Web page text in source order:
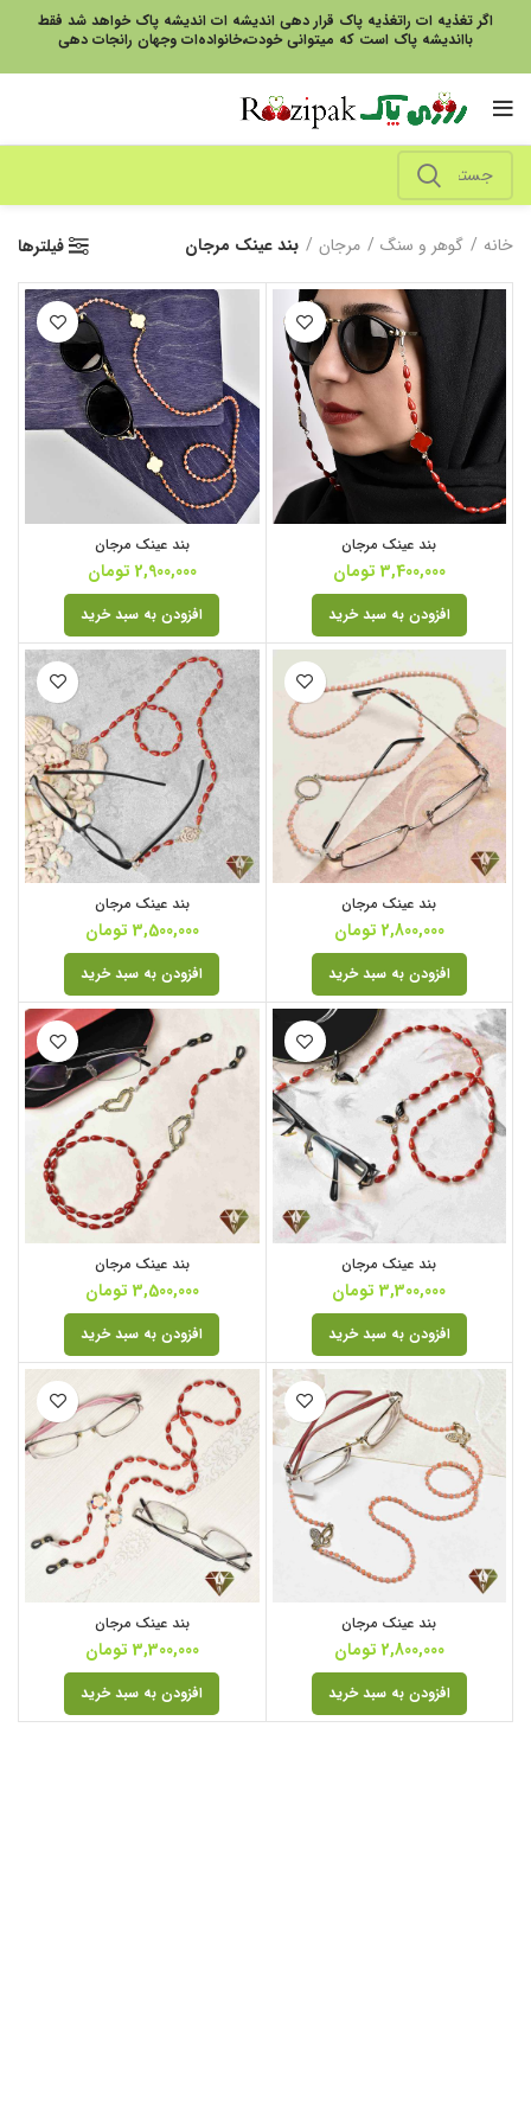
اگر تغذیه ات راتغذیه پاک قرار دهی اندیشه ات اندیشه پاک خواهد شد فقط
بااندیشه پاک است که میتوانی خودت،خانواده‌ات وجهان رانجات دهی
خانه گوهر و سنگ مرجان بند عینک مرجان فیلترها
بند عینک مرجان
3,400,000 تومان
افزودن به سبد خرید
بند عینک مرجان
2,900,000 تومان
افزودن به سبد خرید
بند عینک مرجان
2,800,000 تومان
افزودن به سبد خرید
بند عینک مرجان
3,500,000 تومان
افزودن به سبد خرید
بند عینک مرجان
3,300,000 تومان
افزودن به سبد خرید
بند عینک مرجان
3,500,000 تومان
افزودن به سبد خرید
بند عینک مرجان
2,800,000 تومان
افزودن به سبد خرید
بند عینک مرجان
3,300,000 تومان
افزودن به سبد خرید